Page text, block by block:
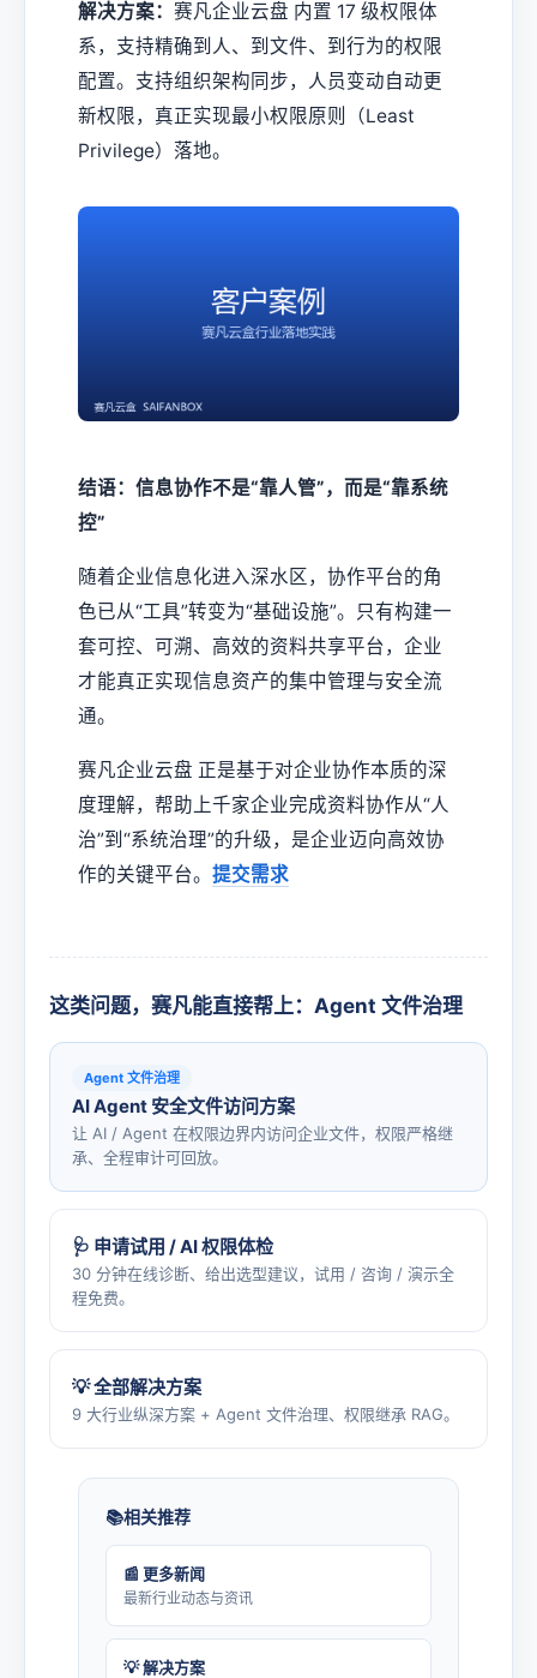
解决方案： 赛凡企业云盘 内置 17 级权限体
系，支持精确到人、到文件、到行为的权限
配置。支持组织架构同步，人员变动自动更
新权限，真正实现最小权限原则（Least
Privilege）落地。
结语：信息协作不是“靠人管”，而是“靠系统
控”
随着企业信息化进入深水区，协作平台的角
色已从“工具”转变为“基础设施”。只有构建一
套可控、可溯、高效的资料共享平台，企业
才能真正实现信息资产的集中管理与安全流
通。
赛凡企业云盘 正是基于对企业协作本质的深
度理解，帮助上千家企业完成资料协作从“人
治”到“系统治理”的升级，是企业迈向高效协
作的关键平台。 提交需求
这类问题，赛凡能直接帮上：Agent 文件治理
Agent 文件治理
AI Agent 安全文件访问方案
让 AI / Agent 在权限边界内访问企业文件，权限严格继
承、全程审计可回放。
🩺 申请试用 / AI 权限体检
30 分钟在线诊断、给出选型建议，试用 / 咨询 / 演示全
程免费。
💡 全部解决方案
9 大行业纵深方案 + Agent 文件治理、权限继承 RAG。
相关推荐
📰 更多新闻
最新行业动态与资讯
💡 解决方案